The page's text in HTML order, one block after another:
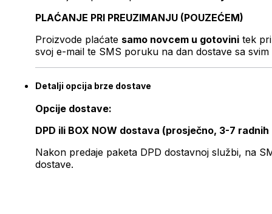
PLAĆANJE PRI PREUZIMANJU (POUZEĆEM)
Proizvode plaćate samo novcem u gotovini tek
svoj e-mail te SMS poruku na dan dostave sa svim
Detalji opcija brze dostave
Opcije dostave:
DPD ili BOX NOW dostava (prosječno, 3-7 radnih
Nakon predaje paketa DPD dostavnoj službi, na
dostave.